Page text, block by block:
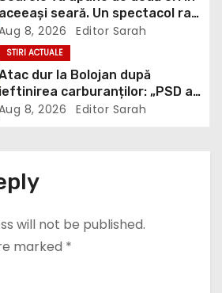
seară. Un spectacol rar
întrerupe liniștea unui sat
Europa
8, 2026 Editor Sarah
STIRI ACTUALE
dur la Bolojan după
ieftinirea carburanților: „PSD a
scris legea. Dumneavoastră ați
8, 2026 Editor Sarah
will not be published.
marked *